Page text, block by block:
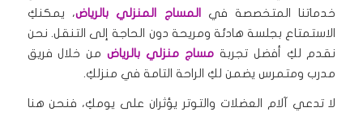
خدماتنا المتخصصة في
المساج المنزلي بالرياض، يمكنكِ
الاستمتاع بجلسة هادئة ومريحة دون الحاجة إلى التنقل. نحن
نقدم لكِ أفضل تجربةمساج منزلي بالرياضمن خلال فريق
مدرب ومتمرس يضمن لكِ الراحة التامة في منزلكِ.
لا تدعي آلام العضلات والتوتر يؤثران على يومكِ، فنحن هنا